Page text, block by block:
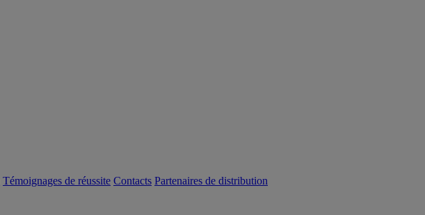
Témoignages de réussite Contacts Partenaires de distribution